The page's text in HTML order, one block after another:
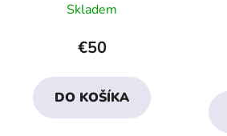
hodnotenie
produktu
4,4
z
Skladem
€50
DO KOŠÍKA